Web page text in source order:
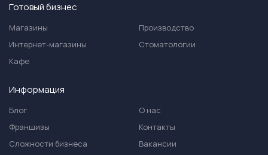
Готовый бизнес
Магазины
Интернет-магазины
Кафе
Производство
Стоматологии
Информация
Блог
Франшизы
Сложности бизнеса
О нас
Контакты
Вакансии